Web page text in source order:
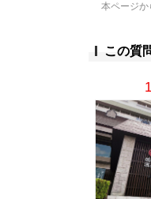
本ページか
この質